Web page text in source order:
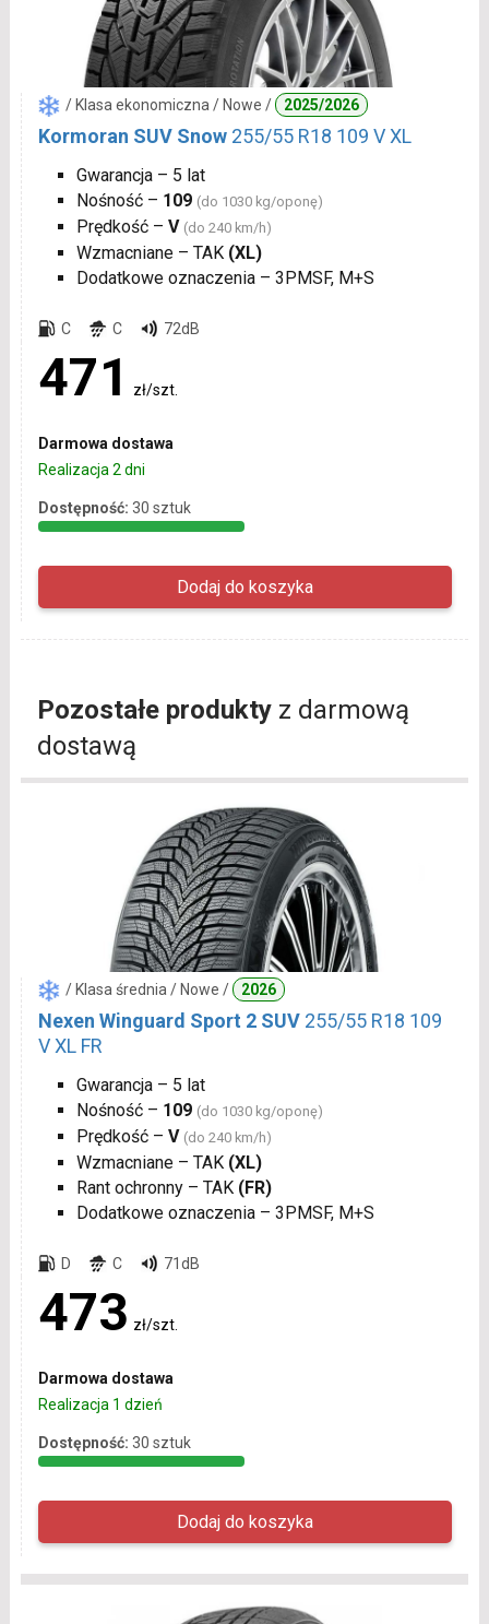
/ Klasa ekonomiczna / Nowe / 2025/2026
Kormoran SUV Snow 255/55 R18 109 V XL
Gwarancja – 5 lat
Nośność – 109 (do 1030 kg/oponę)
Prędkość – V (do 240 km/h)
Wzmacniane – TAK (XL)
Dodatkowe oznaczenia – 3PMSF, M+S
C C 72dB
471 zł/szt.
Darmowa dostawa
Realizacja 2 dni
Dostępność: 30 sztuk
Pozostałe produktyz darmową
dostawą
/ Klasa średnia / Nowe / 2026
Nexen Winguard Sport 2 SUV 255/55 R18 109
V XL FR
Gwarancja – 5 lat
Nośność – 109 (do 1030 kg/oponę)
Prędkość – V (do 240 km/h)
Wzmacniane – TAK (XL)
Rant ochronny – TAK (FR)
Dodatkowe oznaczenia – 3PMSF, M+S
D C 71dB
473 zł/szt.
Darmowa dostawa
Realizacja 1 dzień
Dostępność: 30 sztuk